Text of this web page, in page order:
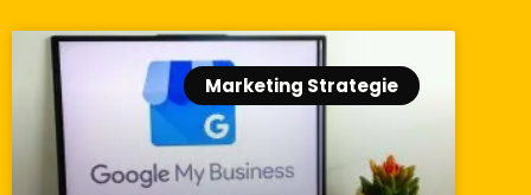
Marketing Strategie